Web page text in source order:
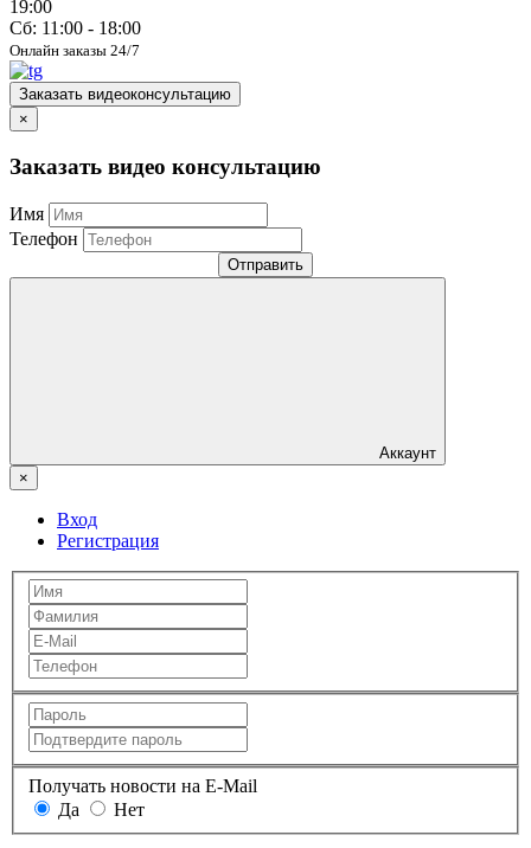
19:00
Сб: 11:00 - 18:00
Онлайн заказы 24/7
Заказать видеоконсультацию
×
Заказать видео консультацию
Имя
Телефон
Отправить
Аккаунт
×
Вход
Регистрация
Получать новости на E-Mail
Да
Нет